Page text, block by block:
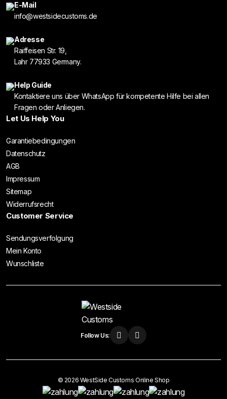
E-Mail
info@westsidecustoms.de
Adresse
Raiffeisen Str. 19,
Lahr 77933 Germany.
Help Guide
Kontaktiere uns über WhatsApp für kompetente Hilfe bei allen
Fragen oder Anliegen.
Let Us Help You
Garantiebedingungen
Datenschutz
AGB
Impressum
Sitemap
Widerrufsrecht
Customer Service
Sendungsverfolgung
Mein Konto
Wunschliste
Follow Us:
© 2026 WestSide Customs Online Shop